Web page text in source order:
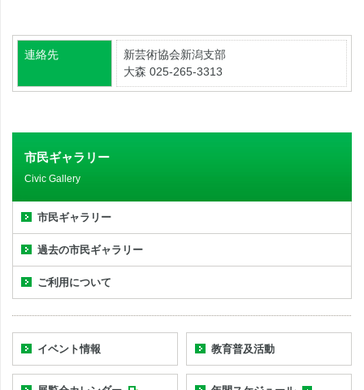
連絡先
新芸術協会新潟支部
大森 025-265-3313
市民ギャラリー
Civic Gallery
市民ギャラリー
過去の市民ギャラリー
ご利用について
イベント情報 教育普及活動